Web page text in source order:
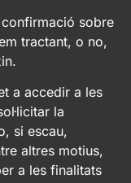
sobre
tractant, o no,
a accedir a les
la
si escau,
altres motius,
a les finalitats